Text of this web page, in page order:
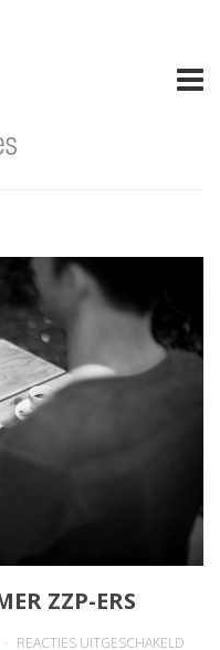
ZZP-ERS
REACTIES UITGESCHAKELD